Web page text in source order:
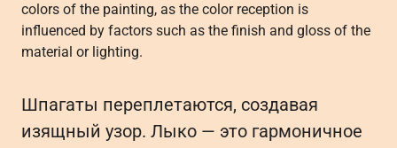
colors of the painting, as the color reception is
influenced by factors such as the finish and gloss of the
material or lighting.
Шпагаты переплетаются, создавая
изящный узор. Лыко — это гармоничное